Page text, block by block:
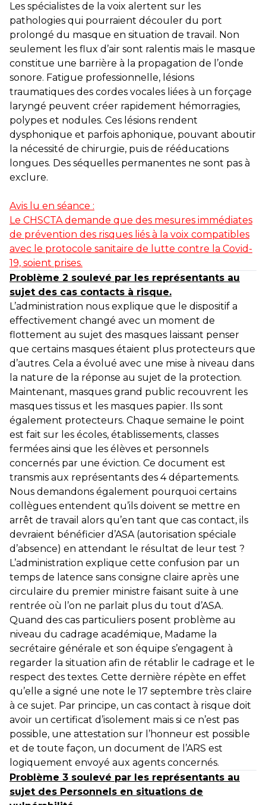
Les spécialistes de la voix alertent sur les
pathologies qui pourraient découler du port
prolongé du masque en situation de travail. Non
seulement les flux d’air sont ralentis mais le masque
constitue une barrière à la propagation de l’onde
sonore. Fatigue professionnelle, lésions
traumatiques des cordes vocales liées à un forçage
laryngé peuvent créer rapidement hémorragies,
polypes et nodules. Ces lésions rendent
dysphonique et parfois aphonique, pouvant aboutir
la nécessité de chirurgie, puis de rééducations
longues. Des séquelles permanentes ne sont pas à
exclure.
Avis lu en séance :
Le CHSCTA demande que des mesures immédiates
de prévention des risques liés à la voix compatibles
avec le protocole sanitaire de lutte contre la Covid-
19, soient prises.
Problème 2 soulevé par les représentants au
sujet des cas contacts à risque.
L’administration nous explique que le dispositif a
effectivement changé avec un moment de
flottement au sujet des masques laissant penser
que certains masques étaient plus protecteurs que
d’autres. Cela a évolué avec une mise à niveau dans
la nature de la réponse au sujet de la protection.
Maintenant, masques grand public recouvrent les
masques tissus et les masques papier. Ils sont
également protecteurs. Chaque semaine le point
est fait sur les écoles, établissements, classes
fermées ainsi que les élèves et personnels
concernés par une éviction. Ce document est
transmis aux représentants des 4 départements.
Nous demandons également pourquoi certains
collègues entendent qu’ils doivent se mettre en
arrêt de travail alors qu’en tant que cas contact, ils
devraient bénéficier d’ASA (autorisation spéciale
d’absence) en attendant le résultat de leur test ?
L’administration explique cette confusion par un
temps de latence sans consigne claire après une
circulaire du premier ministre faisant suite à une
rentrée où l’on ne parlait plus du tout d’ASA.
Quand des cas particuliers posent problème au
niveau du cadrage académique, Madame la
secrétaire générale et son équipe s’engagent à
regarder la situation afin de rétablir le cadrage et le
respect des textes. Cette dernière répète en effet
qu’elle a signé une note le 17 septembre très claire
à ce sujet. Par principe, un cas contact à risque doit
avoir un certificat d’isolement mais si ce n’est pas
possible, une attestation sur l’honneur est possible
et de toute façon, un document de l’ARS est
logiquement envoyé aux agents concernés.
Problème 3 soulevé par les représentants au
sujet des Personnels en situations de